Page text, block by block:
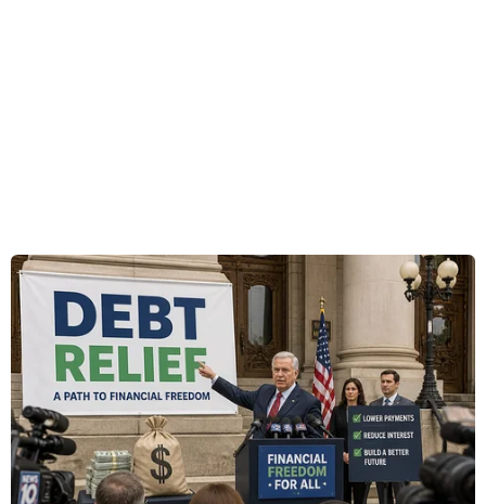
năm như trước đây.
Cuộc thi nhằm tổng kết, đánh giá thành quả lao
động sáng tạo nghệ thuật, giới thiệu đến công
chúng trong nước và quốc tế các tác phẩm điêu
khắc xuất sắc của các nhà điêu khắc, nghệ sỹ,
họa sỹ Việt Nam trong 10 năm (2013 - 2023). Đây
là dịp để các nhà điêu khắc, nghệ sỹ, họa sỹ giao
lưu, trao đổi kinh nghiệm sáng tác trong quá